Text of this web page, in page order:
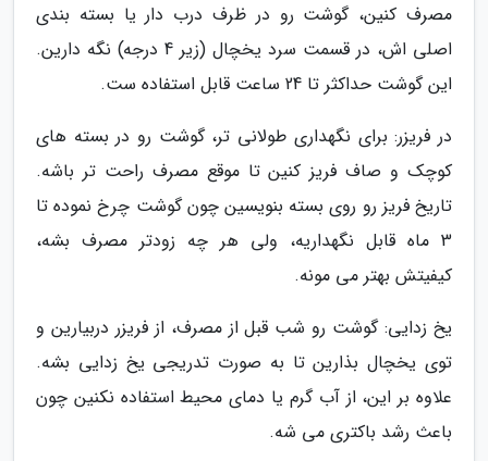
مصرف کنین، گوشت رو در ظرف درب دار یا بسته بندی
اصلی اش، در قسمت سرد یخچال (زیر 4 درجه) نگه دارین.
این گوشت حداکثر تا 24 ساعت قابل استفاده ست.
در فریزر: برای نگهداری طولانی تر، گوشت رو در بسته های
کوچک و صاف فریز کنین تا موقع مصرف راحت تر باشه.
تاریخ فریز رو روی بسته بنویسین چون گوشت چرخ نموده تا
3 ماه قابل نگهداریه، ولی هر چه زودتر مصرف بشه،
کیفیتش بهتر می مونه.
یخ زدایی: گوشت رو شب قبل از مصرف، از فریزر دربیارین و
توی یخچال بذارین تا به صورت تدریجی یخ زدایی بشه.
علاوه بر این، از آب گرم یا دمای محیط استفاده نکنین چون
باعث رشد باکتری می شه.